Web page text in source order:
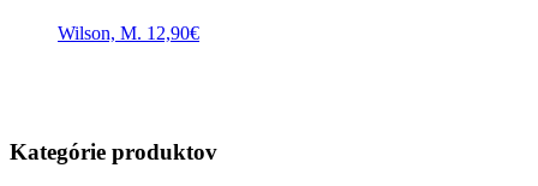
Wilson, M. 12,90€
Kategórie produktov